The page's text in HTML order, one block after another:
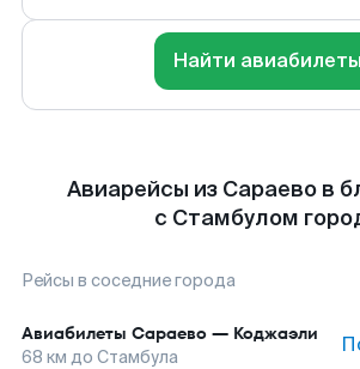
Найти авиабилеты
Авиарейсы из Сараево в
с Стамбулом
Рейсы в соседние города
Авиабилеты Сараево — Коджаэли
68 км до Стамбула